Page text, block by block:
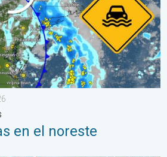
en el noreste